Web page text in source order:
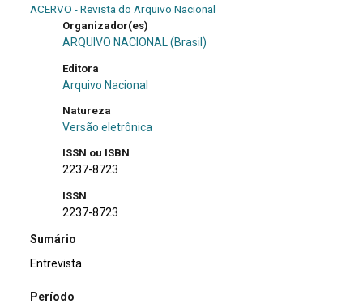
ACERVO - Revista do Arquivo Nacional
Organizador(es)
ARQUIVO NACIONAL (Brasil)
Editora
Arquivo Nacional
Natureza
Versão eletrônica
ISSN ou ISBN
2237-8723
ISSN
2237-8723
Sumário
Entrevista
Período